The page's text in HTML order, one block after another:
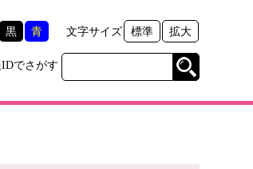
黒 青 文字サイズ 標準 拡大
でさがす